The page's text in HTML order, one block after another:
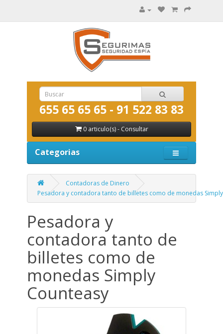
655 65 65 65 - 91 522 83 83
0 articulo(s) - Consultar
Categorias
Contadoras de Dinero
Pesadora y contadora tanto de billetes como de monedas
Pesadora y
contadora tanto de
billetes como de
monedas Simply
Counteasy